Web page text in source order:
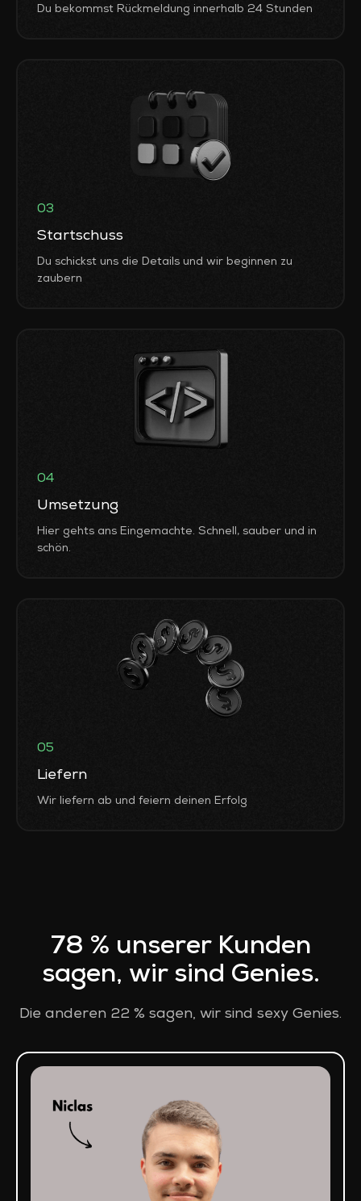
Du bekommst Rückmeldung innerhalb 24 Stunden
03
Startschuss
Du schickst uns die Details und wir beginnen zu
zaubern
04
Umsetzung
Hier gehts ans Eingemachte. Schnell, sauber und in
schön.
05
Liefern
Wir liefern ab und feiern deinen Erfolg
78 % unserer Kunden
sagen, wir sind Genies.
Die anderen 22 % sagen, wir sind sexy Genies.